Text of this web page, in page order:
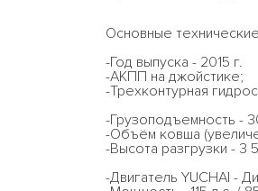
Основные
-Год выпуска - 2015 г.
-АКПП на джойстике;
-Трехконтурная
-Грузоподъемность -
-Объём ковша
-Высота разгрузки - 3
-Двигатель YUCHAI -